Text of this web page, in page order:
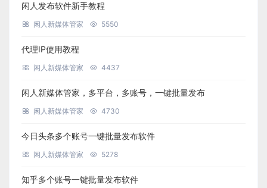
闲人发布软件新手教程
闲人新媒体管家 5550
代理IP使用教程
闲人新媒体管家 4437
闲人新媒体管家，多平台，多账号，一键批量发布
闲人新媒体管家 4730
今日头条多个账号一键批量发布软件
闲人新媒体管家 5278
知乎多个账号一键批量发布软件